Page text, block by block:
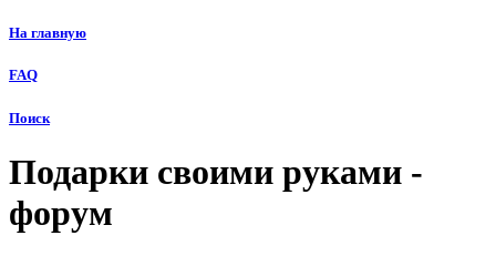
На главную
FAQ
Поиск
Подарки своими руками -
форум